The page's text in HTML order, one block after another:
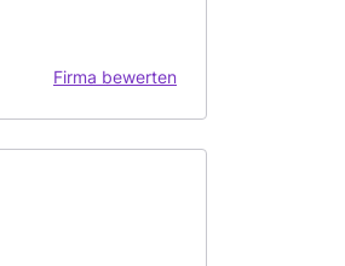
Firma bewerten